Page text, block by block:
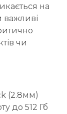
на
важливі
чи
(2.8мм)
до 512 Гб